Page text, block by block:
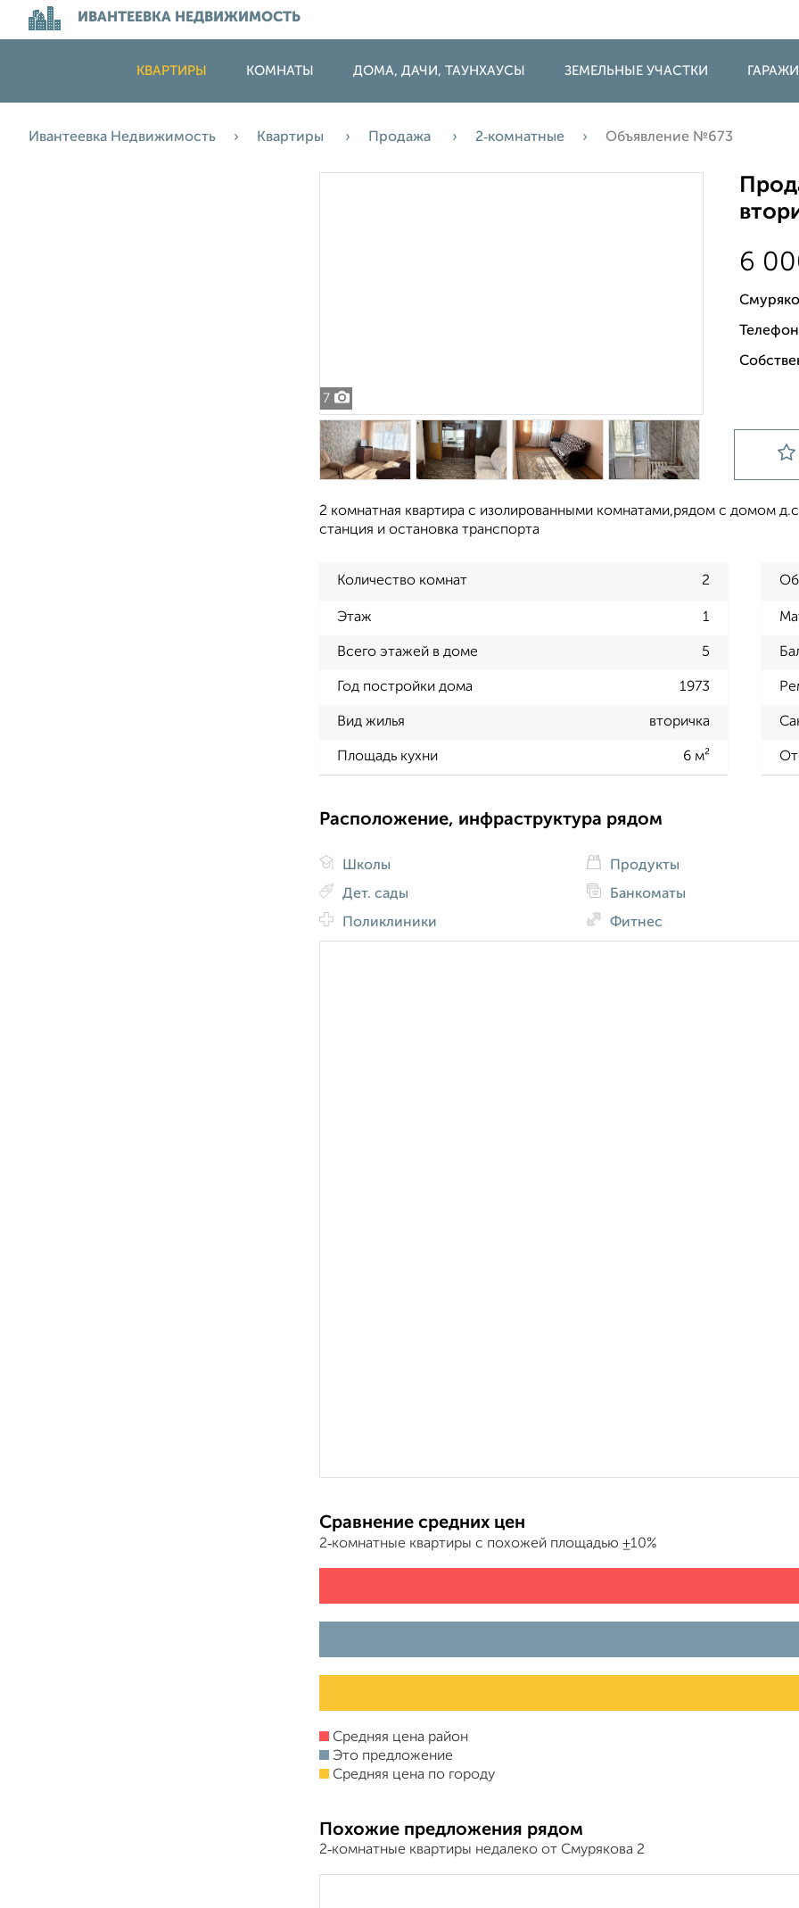
ИВАНТЕЕВКА НЕДВИЖИМОСТЬ
КВАРТИРЫ КОМНАТЫ ДОМА, ДАЧИ, ТАУНХАУСЫ ЗЕМЕЛЬНЫЕ УЧАСТКИ
Ивантеевка Недвижимость Квартиры Продажа 2‑комнатные Объявление №673
7
6
2 комнатная квартира с изолированными комнатами,рядом с домом
станция и остановка транспорта
Количество комнат 2
Этаж 1
Всего этажей в доме 5
Год постройки дома 1973
Вид жилья вторичка
Площадь кухни 6 м²
Расположение, инфраструктура рядом
Школы
Дет. сады
Поликлиники
Продукты
Банкоматы
Фитнес
Сравнение средних цен
2‑комнатные квартиры с похожей площадью ±10%
Средняя цена район
Это предложение
Средняя цена по городу
Похожие предложения рядом
2‑комнатные квартиры недалеко от Смурякова 2